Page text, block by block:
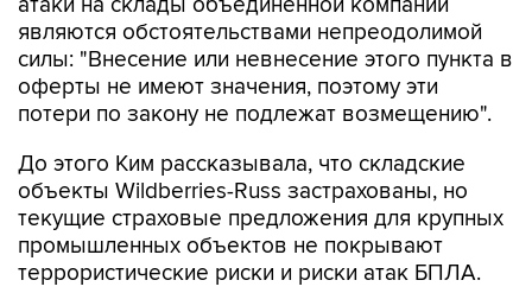
атаки на склады объединенной компании
являются обстоятельствами непреодолимой
силы: "Внесение или невнесение этого пункта в
оферты не имеют значения, поэтому эти
потери по закону не подлежат возмещению".
До этого Ким рассказывала, что складские
объекты Wildberries-Russ застрахованы, но
текущие страховые предложения для крупных
промышленных объектов не покрывают
террористические риски и риски атак БПЛА.